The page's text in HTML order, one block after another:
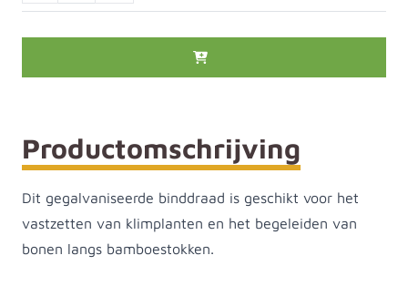
Productomschrijving
Dit gegalvaniseerde binddraad is geschikt voor het
vastzetten van klimplanten en het begeleiden van
bonen langs bamboestokken.